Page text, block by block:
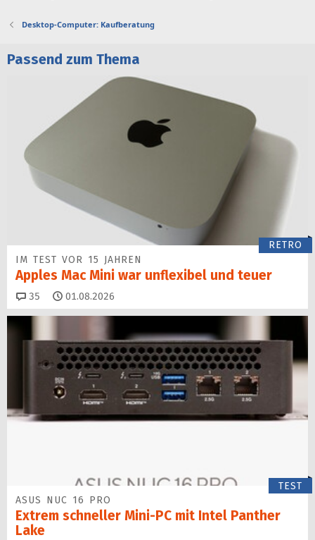
Desktop-Computer: Kaufberatung
Passend zum Thema
RETRO
IM TEST VOR 15 JAHREN
Apples Mac Mini war unflexibel und teuer
35 Kommentare
01.08.2026
TEST
ASUS NUC 16 PRO
Extrem schneller Mini-PC mit Intel Panther
Lake